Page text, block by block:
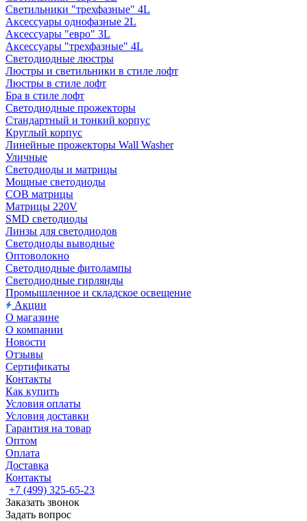
Светильники "трехфазные" 4L
Аксессуары однофазные 2L
Аксессуары "евро" 3L
Аксессуары "трехфазные" 4L
Светодиодные люстры
Люстры и светильники в стиле лофт
Люстры в стиле лофт
Бра в стиле лофт
Светодиодные прожекторы
Стандартный и тонкий корпус
Круглый корпус
Линейные прожекторы Wall Washer
Уличные
Светодиоды и матрицы
Мощные светодиоды
COB матрицы
Матрицы 220V
SMD светодиоды
Линзы для светодиодов
Светодиоды выводные
Оптоволокно
Светодиодные фитолампы
Светодиодные гирлянды
Промышленное и складское освещение
Акции
О магазине
О компании
Новости
Отзывы
Сертификаты
Контакты
Как купить
Условия оплаты
Условия доставки
Гарантия на товар
Оптом
Оплата
Доставка
Контакты
+7 (499) 325-65-23
Заказать звонок
Задать вопрос